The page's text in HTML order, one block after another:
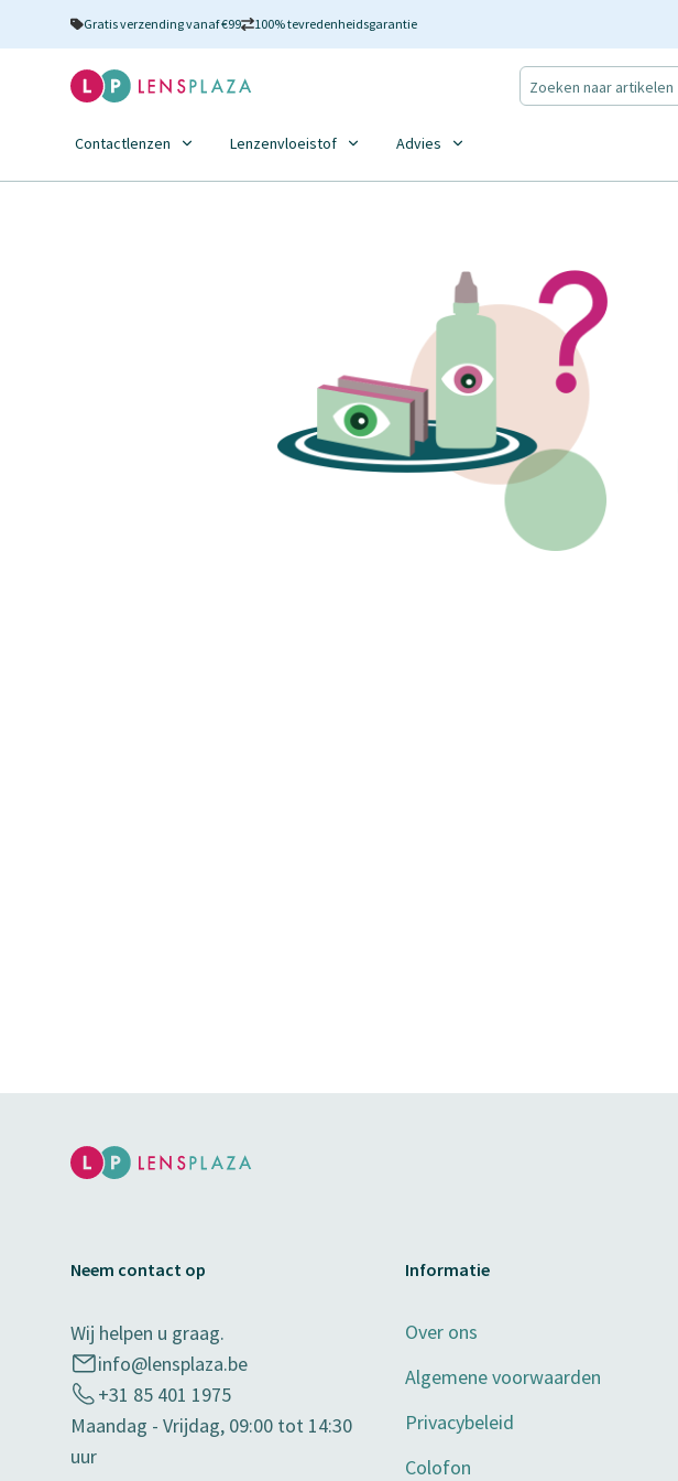
Gratis verzending vanaf €99 100% tevredenheidsgarantie
Contactlenzen Lenzenvloeistof Advies
Neem contact op
Wij helpen u graag.
info@lensplaza.be
+31 85 401 1975
Maandag - Vrijdag, 09:00 tot 14:30
uur
Informatie
Over ons
Algemene voorwaarden
Privacybeleid
Colofon